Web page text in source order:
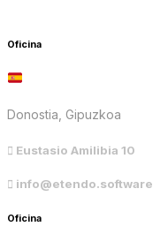
Oficina
Donostia, Gipuzkoa
Eustasio Amilibia 10
info@etendo.software
Oficina